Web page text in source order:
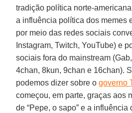
tradição política norte-
a influência política dos memes
por meio das redes sociais
Instagram, Twitch, YouTube) e
sociais fora do mainstream
4chan, 8kun, 9chan e 16chan).
podemos dizer sobre ogoverno
começou, em parte, graças aos
de “Pepe, o sapo” e a influência